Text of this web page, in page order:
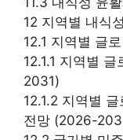
12 지역별 내식
12.1 지역별 글
12.1.1 지역별
2031)
12.1.2 지역별
전망 (2026-